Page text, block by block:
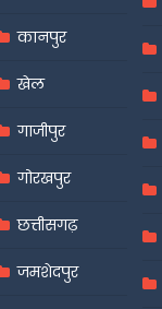
कानपुर
खेल
गाजीपुर
गोरखपुर
छत्तीसगढ़
जमशेदपुर